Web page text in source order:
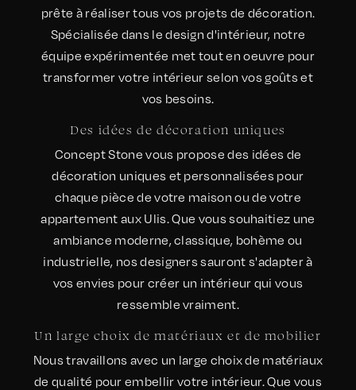
prête à réaliser tous vos projets de décoration.
Spécialisée dans le design d'intérieur, notre
équipe expérimentée met tout en oeuvre pour
transformer votre intérieur selon vos goûts et
vos besoins.
Des idées de décoration uniques
Concept Stone vous propose des idées de
décoration uniques et personnalisées pour
chaque pièce de votre maison ou de votre
appartement aux Ulis. Que vous souhaitiez une
ambiance moderne, classique, bohème ou
industrielle, nos designers sauront s'adapter à
vos envies pour créer un intérieur qui vous
ressemble vraiment.
Un large choix de matériaux et de mobilier
Nous travaillons avec un large choix de matériaux
de qualité pour embellir votre intérieur. Que vous